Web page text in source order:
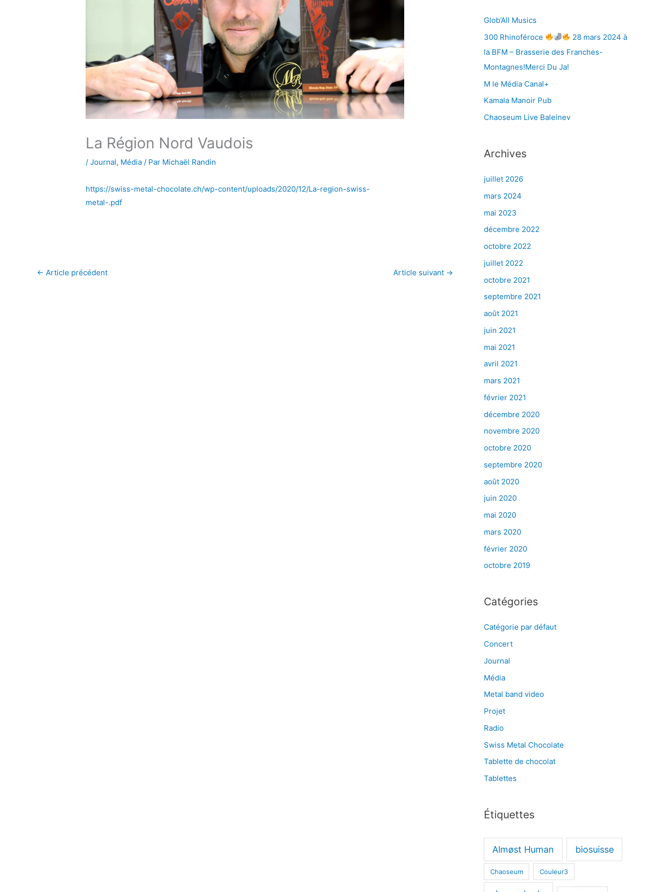
La Région Nord Vaudois
/Journal, Média / Par Michaël Randin
https://swiss-metal-chocolate.ch/wp-content/uploads/2020/12/La-region-swiss-
metal-.pdf
← Article précédent Article suivant →
:
Glob’All Musics
300 Rhinoféroce
28 mars 2024 à
la BFM – Brasserie des Franches-
Montagnes!Merci Du Ja!
M le Média Canal+
Kamala Manoir Pub
Chaoseum Live Baleinev
Archives
juillet 2026
mars 2024
mai 2023
décembre 2022
octobre 2022
juillet 2022
octobre 2021
septembre 2021
août 2021
juin 2021
mai 2021
avril 2021
mars 2021
février 2021
décembre 2020
novembre 2020
octobre 2020
septembre 2020
août 2020
juin 2020
mai 2020
mars 2020
février 2020
octobre 2019
Catégories
Catégorie par défaut
Concert
Journal
Média
Metal band video
Projet
Radio
Swiss Metal Chocolate
Tablette de chocolat
Tablettes
Étiquettes
Almøst Human biosuisse
Chaoseum Couleur3